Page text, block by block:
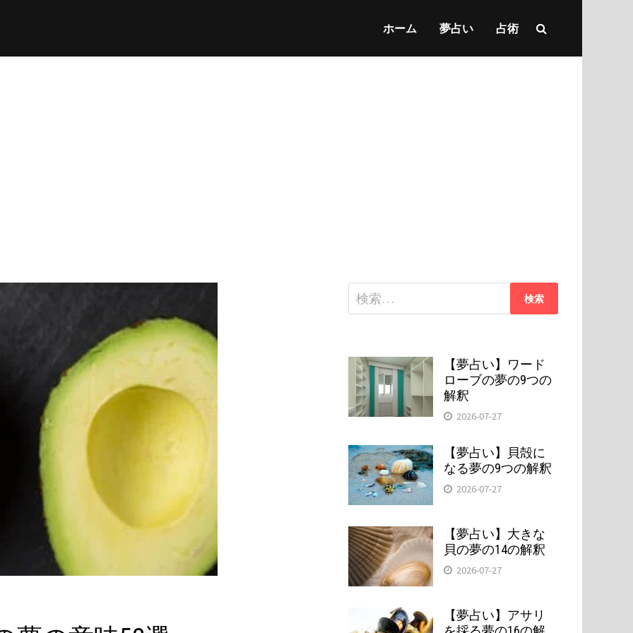
ホーム 夢占い 占術
検
索:
【夢占い】ワード
ローブの夢の9つの
解釈
2026-07-27
【夢占い】貝殻に
なる夢の9つの解釈
2026-07-27
【夢占い】大きな
貝の夢の14の解釈
2026-07-27
【夢占い】アサリ